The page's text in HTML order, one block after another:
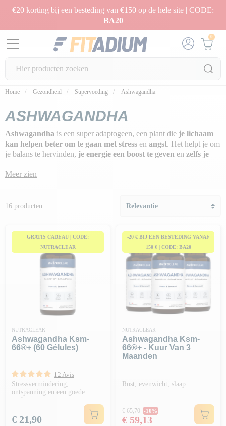
€20 korting bij een besteding van €150 op de hele site | CODE:
BA20
0
Home Gezondheid Supervoeding Ashwagandha
ASHWAGANDHA
Ashwagandha is een super adaptogeen, een plant die je lichaam
kan helpen beter om te gaan met stress en angst. Het helpt je om
je balans te hervinden, je energie een boost te geven en zelfs je
Dus als je snakt naar meer zen in je leven, kan een beetje van deze
plant je nieuwe geheim zijn. Probeer het en voel het verschil!
Meer zien
16 producten
GRATIS CADEAU | CODE:
NUTRACLEAR
NUTRACLEAR
Ashwagandha Ksm-
66®+ (60 Gélules)
12 Avis
Stressvermindering,
ontspanning en een goede
nachtrust
Prijs
€ 21,90
-20 € BIJ EEN BESTEDING VANAF
150 € | CODE: BA20
NUTRACLEAR
Ashwagandha Ksm-
66®+ - Kuur Van 3
Maanden
Rust, evenwicht, slaap
Normale prijs
€ 65,70 -10%
Prijs
€ 59,13